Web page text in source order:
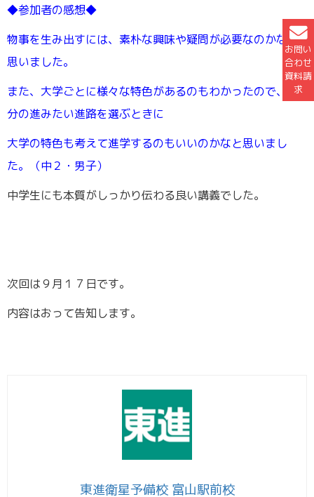
お問い
合わせ
資料請
求
◆参加者の感想◆
物事を生み出すには、素朴な興味や疑問が必要なのかなと
思いました。
また、大学ごとに様々な特色があるのもわかったので、自
分の進みたい進路を選ぶときに
大学の特色も考えて進学するのもいいのかなと思いまし
た。（中２・男子）
中学生にも本質がしっかり伝わる良い講義でした。
次回は９月１７日です。
内容はおって告知します。
東進衛星予備校 富山駅前校